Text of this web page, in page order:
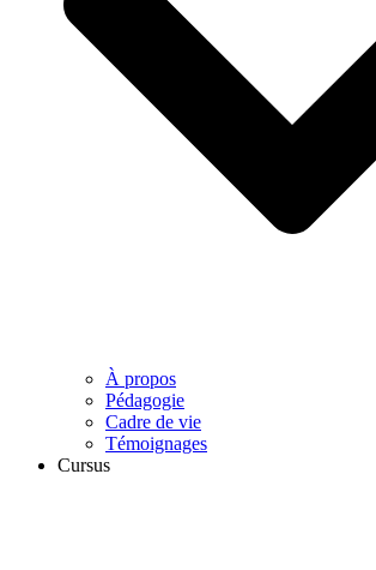
À propos
Pédagogie
Cadre de vie
Témoignages
Cursus